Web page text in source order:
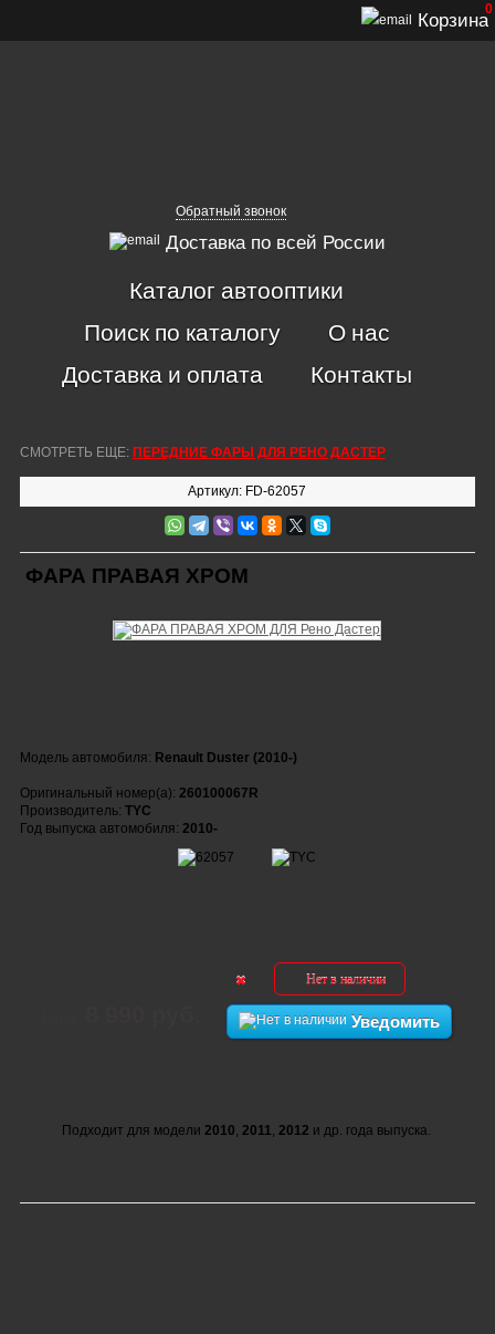
Обратный звонок
Доставка по всей России
Корзина
0
Каталог автооптики
Поиск по каталогу
О нас
Доставка и оплата
Контакты
СМОТРЕТЬ ЕЩЕ: ПЕРЕДНИЕ ФАРЫ ДЛЯ РЕНО ДАСТЕР
Артикул: FD-62057
ФАРА ПРАВАЯ ХРОМ
Модель автомобиля: Renault Duster (2010-)
Оригинальный номер(а): 260100067R
Производитель: TYC
Год выпуска автомобиля: 2010-
Нет в наличии
Уведомить
Подходит для модели 2010, 2011, 2012 и др. года выпуска.